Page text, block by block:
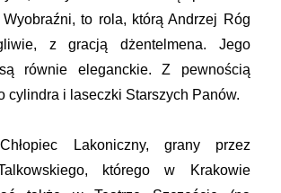
Wyobraźni, to rola, którą Andrzej Róg
z gracją dżentelmena. Jego
równie eleganckie. Z pewnością
cylindra i laseczki Starszych Panów.
Lakoniczny, grany przez
którego w Krakowie